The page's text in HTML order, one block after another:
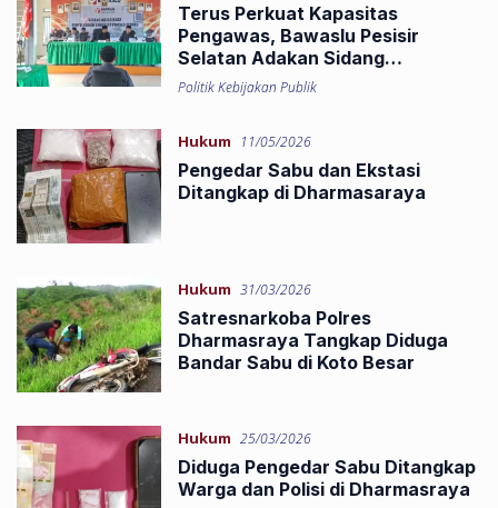
Terus Perkuat Kapasitas
Pengawas, Bawaslu Pesisir
Selatan Adakan Sidang
Pembuktian Sengketa Pemilu
Politik Kebijakan Publik
Hukum 11/05/2026
Pengedar Sabu dan Ekstasi
Ditangkap di Dharmasaraya
Hukum 31/03/2026
Satresnarkoba Polres
Dharmasraya Tangkap Diduga
Bandar Sabu di Koto Besar
Hukum 25/03/2026
Diduga Pengedar Sabu Ditangkap
Warga dan Polisi di Dharmasraya